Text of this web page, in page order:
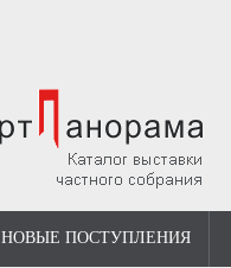
НОВЫЕ ПОСТУПЛЕНИЯ